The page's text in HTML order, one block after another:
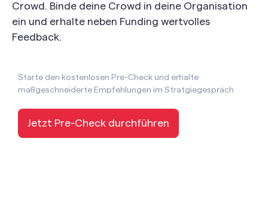
Crowd. Binde deine Crowd in deine Organisation
ein und erhalte neben Funding wertvolles
Feedback.
Starte den kostenlosen Pre-Check und erhalte
maßgeschneiderte Empfehlungen im Stratgiegespräch
Jetzt Pre-Check durchführen